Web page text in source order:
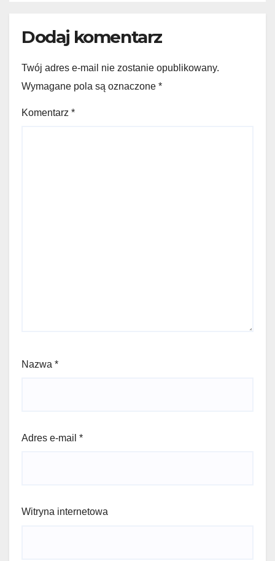
Dodaj komentarz
Twój adres e-mail nie zostanie opublikowany.
Wymagane pola są oznaczone *
Komentarz *
Nazwa *
Adres e-mail *
Witryna internetowa